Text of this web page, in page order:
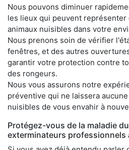
Nous pouvons diminuer
les lieux qui peuvent
animaux nuisibles dans votre
Nous prenons soin de vérifier
fenêtres, et des autres
garantir votre protection contre
des rongeurs.
Nous vous assurons notre
préventive qui ne laissera
nuisibles de vous envahir à
Protégez-vous de la maladie
exterminateurs professionnels